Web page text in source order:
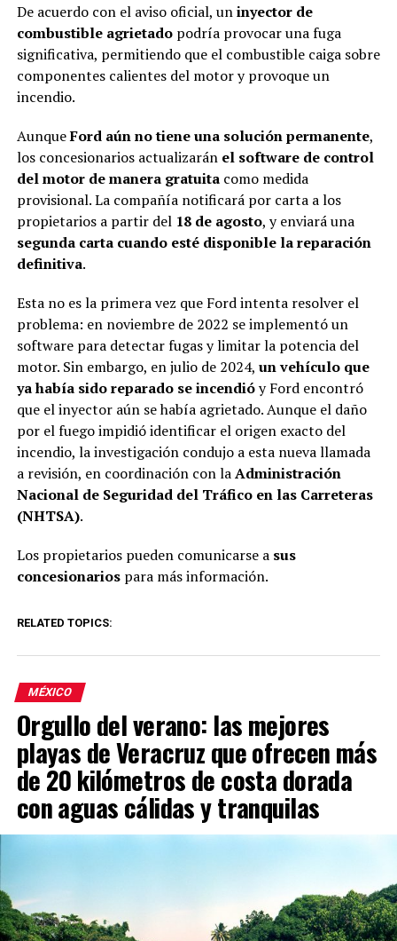
De acuerdo con el aviso oficial, uninyector de
combustible agrietadopodría provocar una fuga
significativa, permitiendo que el combustible caiga sobre
componentes calientes del motor y provoque un
incendio.
AunqueFord aún no tiene una solución permanente,
los concesionarios actualizarán el software de control
del motor de manera gratuitacomo medida
provisional. La compañía notificará por carta a los
propietarios a partir del 18 de agosto, y enviará una
segunda carta cuando esté disponible la reparación
definitiva.
Esta no es la primera vez que Ford intenta resolver el
problema: en noviembre de 2022 se implementó un
software para detectar fugas y limitar la potencia del
motor. Sin embargo, en julio de 2024, un vehículo que
ya había sido reparado se incendióy Ford encontró
que el inyector aún se había agrietado. Aunque el daño
por el fuego impidió identificar el origen exacto del
incendio, la investigación condujo a esta nueva llamada
a revisión, en coordinación con laAdministración
Nacional de Seguridad del Tráfico en las Carreteras
(NHTSA).
Los propietarios pueden comunicarse asus
concesionariospara más información.
RELATED TOPICS:
MÉXICO
Orgullo del verano: las mejores
playas de Veracruz que ofrecen más
de 20 kilómetros de costa dorada
con aguas cálidas y tranquilas